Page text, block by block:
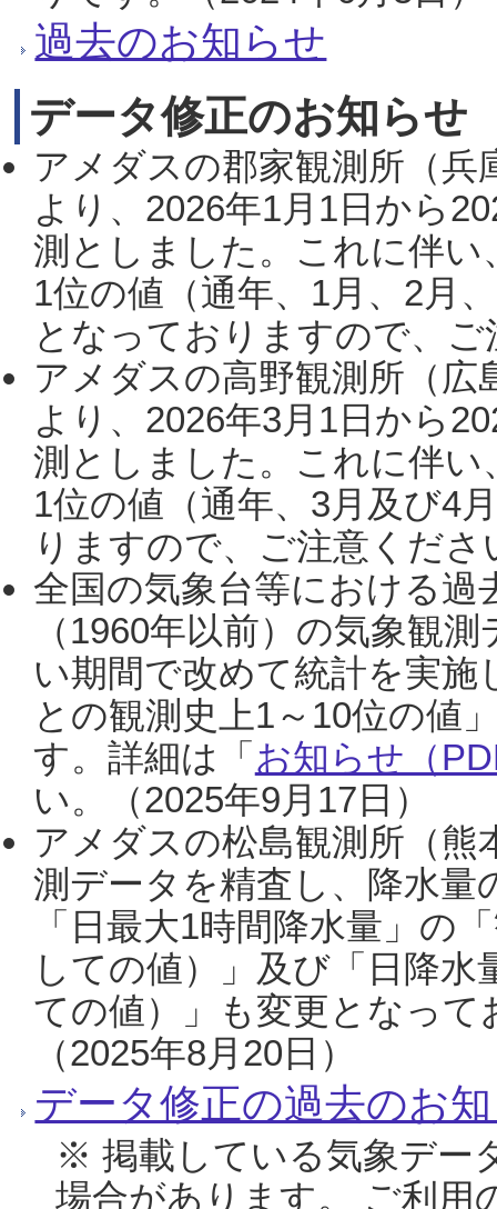
過去のお知らせ
データ修正のお知らせ
アメダスの郡家観測所（
より、2026年1月1日から
測としました。これに伴い
1位の値（通年、1月、2月
となっておりますので、
アメダスの高野観測所（
より、2026年3月1日から
測としました。これに伴い
1位の値（通年、3月及び4
りますので、ご注意くだ
全国の気象台等における過
（1960年以前）の気象観
い期間で改めて統計を実
との観測史上1～10位の値
す。詳細は「 お知らせ（
い。（2025年9月17日）
アメダスの松島観測所（熊
測データを精査し、降水
「日最大1時間降水量」の
しての値）」及び「日降
ての値）」も変更となっ
（2025年8月20日）
データ修正の過去のお
※ 掲載している気象デー
場合があります。 ご利用